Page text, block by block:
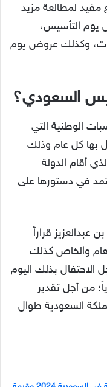
مفيد لمطالعة مزيد
التأسيس،
وكذلك عروض يوم
السعودي؟
الوطنية التي
بها كل عام وذلك
أقام الدولة
بحيث تعتمد في دستورها على
قراراً
والخاص كذلك
الاحتفال بذلك اليوم
فبراير عام 1139 هجرياً؛ من أجل تقدير
السعودية طوال